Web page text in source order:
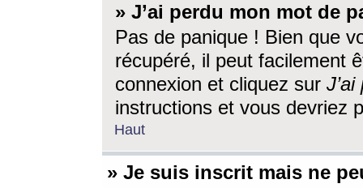
» J’ai perdu mon mot de
Pas de panique ! Bien que
récupéré, il peut facilement
connexion et cliquez sur
instructions et vous devriez
Haut
» Je suis inscrit mais ne